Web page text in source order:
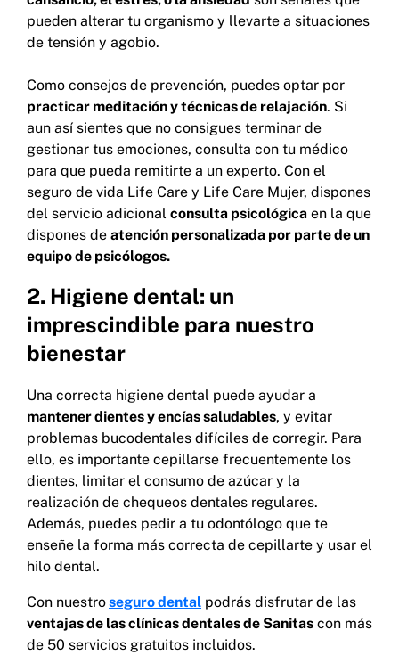
pueden alterar tu organismo y llevarte a situaciones
de tensión y agobio.
Como consejos de prevención, puedes optar por
practicar meditación y técnicas de relajación. Si
aun así sientes que no consigues terminar de
gestionar tus emociones, consulta con tu médico
para que pueda remitirte a un experto. Con el
seguro de vida Life Care y Life Care Mujer, dispones
del servicio adicional consulta psicológica en la que
dispones de atención personalizada por parte de un
equipo de psicólogos.
2. Higiene dental: un
imprescindible para nuestro
bienestar
Una correcta higiene dental puede ayudar a
mantener dientes y encías saludables, y evitar
problemas bucodentales difíciles de corregir. Para
ello, es importante cepillarse frecuentemente los
dientes, limitar el consumo de azúcar y la
realización de chequeos dentales regulares.
Además, puedes pedir a tu odontólogo que te
enseñe la forma más correcta de cepillarte y usar el
hilo dental.
Con nuestroseguro dental podrás disfrutar de las
ventajas de las clínicas dentales de Sanitas con más
de 50 servicios gratuitos incluidos.